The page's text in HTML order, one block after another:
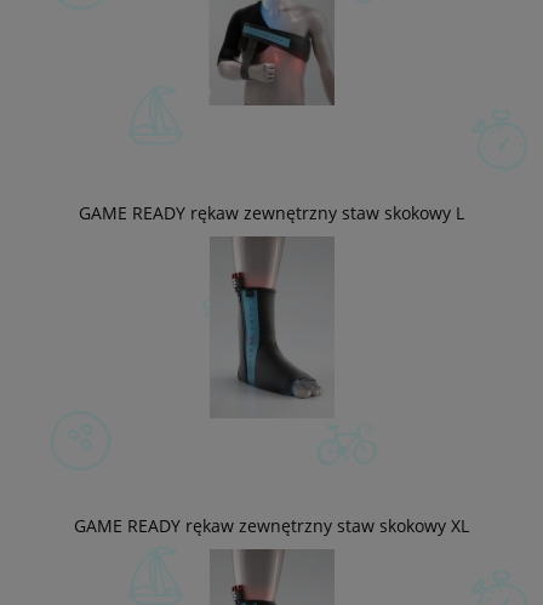
GAME READY rękaw zewnętrzny staw skokowy L
GAME READY rękaw zewnętrzny staw skokowy XL